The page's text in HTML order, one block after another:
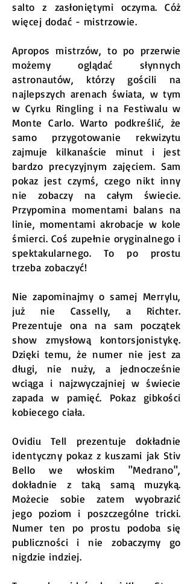
salto z zasłoniętymi oczyma. Cóż
więcej dodać - mistrzowie.
Apropos mistrzów, to po przerwie
możemy oglądać słynnych
astronautów, którzy gościli na
najlepszych arenach świata, w tym
w Cyrku Ringling i na Festiwalu w
Monte Carlo. Warto podkreślić, że
samo przygotowanie rekwizytu
zajmuje kilkanaście minut i jest
bardzo precyzyjnym zajęciem. Sam
pokaz jest czymś, czego nikt inny
nie zobaczy na całym świecie.
Przypomina momentami balans na
linie, momentami akrobacje w kole
śmierci. Coś zupełnie oryginalnego i
spektakularnego. To po prostu
trzeba zobaczyć!
Nie zapominajmy o samej Merrylu,
już nie Casselly, a Richter.
Prezentuje ona na sam początek
show zmysłową kontorsjonistykę.
Dzięki temu, że numer nie jest za
długi, nie nuży, a jednocześnie
wciąga i najzwyczajniej w świecie
zapada w pamięć. Pokaz gibkości
kobiecego ciała.
Ovidiu Tell prezentuje dokładnie
identyczny pokaz z kuszami jak Stiv
Bello we włoskim "Medrano",
dokładnie z taką samą muzyką.
Możecie sobie zatem wyobrazić
jego poziom i poszczególne tricki.
Numer ten po prostu podoba się
publiczności i nie zobaczymy go
nigdzie indziej.